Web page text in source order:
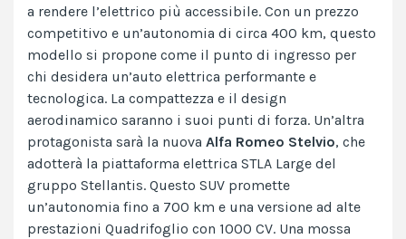
a rendere l’elettrico più accessibile. Con un prezzo
competitivo e un’autonomia di circa 400 km, questo
modello si propone come il punto di ingresso per
chi desidera un’auto elettrica performante e
tecnologica. La compattezza e il design
aerodinamico saranno i suoi punti di forza​. Un’altra
protagonista sarà la nuova Alfa Romeo Stelvio, che
adotterà la piattaforma elettrica STLA Large del
gruppo Stellantis. Questo SUV promette
un’autonomia fino a 700 km e una versione ad alte
prestazioni Quadrifoglio con 1000 CV. Una mossa